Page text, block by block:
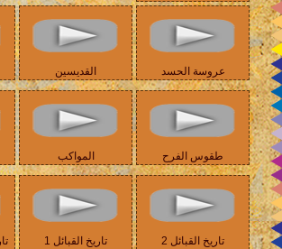
عروسة الحسد القديسين
طقوس الفرح المواكب
تاريخ القبائل 2 تاريخ القبائل 1